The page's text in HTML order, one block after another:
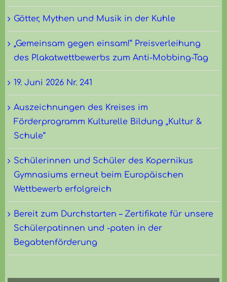
Götter, Mythen und Musik in der Kuhle
„Gemeinsam gegen einsam!“ Preisverleihung
des Plakatwettbewerbs zum Anti-Mobbing-Tag
19. Juni 2026 Nr. 241
Auszeichnungen des Kreises im
Förderprogramm Kulturelle Bildung „Kultur &
Schule“
Schülerinnen und Schüler des Kopernikus
Gymnasiums erneut beim Europäischen
Wettbewerb erfolgreich
Bereit zum Durchstarten – Zertifikate für unsere
Schülerpatinnen und -paten in der
Begabtenförderung